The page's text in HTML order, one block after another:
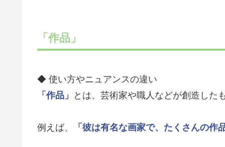
「作品」
◆ 使い方やニュアンスの違い
「作品」
とは、芸術家や職人などが創造した
例えば、 「彼は有名な画家で、たくさんの作